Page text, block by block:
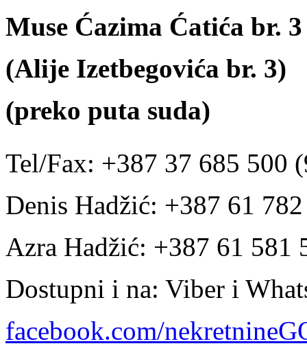
Muse Ćazima Ćatića br. 3
(Alije Izetbegovića br. 3)
(preko puta suda)
Tel/Fax: +387 37 685 500
Denis Hadžić: +387 61
Azra Hadžić: +387 61 581
Dostupni i na: Viber i
facebook.com/